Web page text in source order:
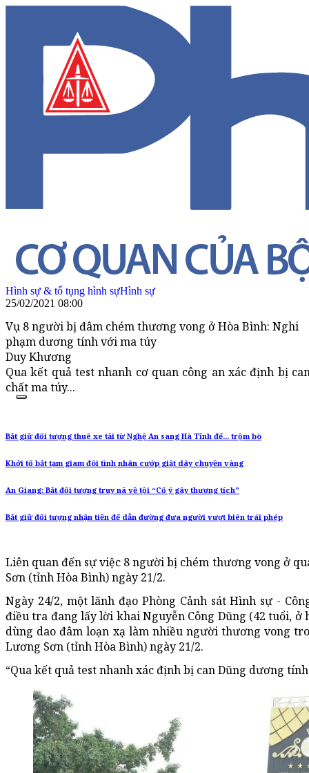
Hình sự & tố tụng hình sựHình sự
25/02/2021 08:00
Vụ 8 người bị đâm chém thương vong ở Hòa Bình: Nghi
phạm dương tính với ma túy
Duy Khương
Qua kết quả test nhanh cơ quan công an xác định bị
chất ma túy...
Bắt giữ đối tượng thuê xe tải từ Nghệ An sang Hà Tĩnh để... trộm bò
Khởi tố bắt tạm giam đôi tình nhân cướp giật dây chuyền vàng
An Giang: Bắt đối tượng truy nã về tội “Cố ý gây thương tích”
Bắt giữ đối tượng nhận tiền để dẫn đường đưa người vượt biên trái phép
Liên quan đến sự việc 8 người bị chém thương vong ở
Sơn (tỉnh Hòa Bình) ngày 21/2.
Ngày 24/2, một lãnh đạo Phòng Cảnh sát Hình sự -
điều tra đang lấy lời khai Nguyễn Công Dũng (42 tuổi, ở
dùng dao đâm loạn xạ làm nhiều người thương vong
Lương Sơn (tỉnh Hòa Bình) ngày 21/2.
“Qua kết quả test nhanh xác định bị can Dũng dương